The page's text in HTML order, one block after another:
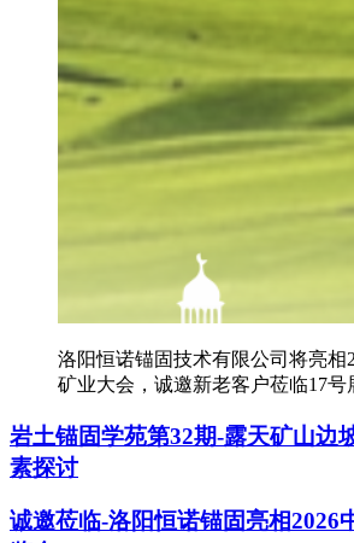
洛阳恒诺锚固技术有限公司将亮相
矿业大会，诚邀新老客户莅临17号
岩土锚固学苑第32期-露天矿山边
素探讨
诚邀莅临-洛阳恒诺锚固亮相2026